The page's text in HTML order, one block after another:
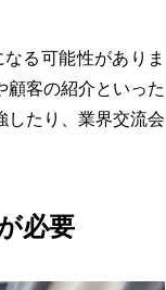
る可能性がありま
客の紹介といった
したり、業界交流会
必要